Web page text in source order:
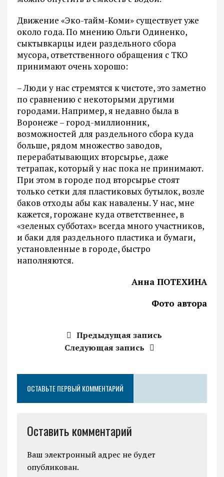
Движение «Эко-тайм-Коми» существует уже
около года. По мнению Ольги Одиненко,
сыктывкарцы идеи раздельного сбора
мусора, ответственного обращения с ТКО
принимают очень хорошо:
– Люди у нас стремятся к чистоте, это заметно
по сравнению с некоторыми другими
городами. Например, я недавно была в
Воронеже – город-миллионник,
возможностей для раздельного сбора куда
больше, рядом множество заводов,
перерабатывающих вторсырье, даже
тетрапак, который у нас пока не принимают.
При этом в городе под вторсырье стоят
только сетки для пластиковых бутылок, возле
баков отходы абы как навалены. У нас, мне
кажется, горожане куда ответственнее, в
«зеленых субботах» всегда много участников,
и баки для раздельного пластика и бумаги,
установленные в городе, быстро
наполняются.
Анна ПОТЕХИНА
Фото автора
Предыдущая запись
Следующая запись
ОСТАВЬТЕ ПЕРВЫЙ КОММЕНТАРИЙ
Оставить комментарий
Ваш электронный адрес не будет
опубликован.